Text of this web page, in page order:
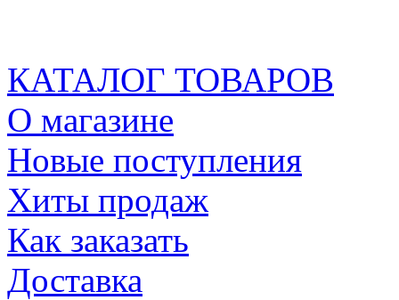
КАТАЛОГ ТОВАРОВ
О магазине
Новые поступления
Хиты продаж
Как заказать
Доставка